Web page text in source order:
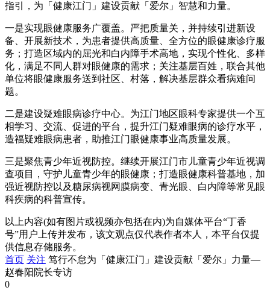
指引，为「健康江门」建设贡献「爱尔」智慧和力量。
一是实现眼健康服务广覆盖。严把质量关，并持续引进新设
备、开展新技术，为患者提供高质量、全方位的眼健康诊疗服
务；打造区域内的屈光和白内障手术高地，实现个性化、多样
化，满足不同人群对眼健康的需求；关注基层百姓，联合其他
单位将眼健康服务送到社区、村落，解决基层群众看病难问
题。
二是建设疑难眼病诊疗中心。为江门地区眼科专家提供一个互
相学习、交流、促进的平台，提升江门疑难眼病的诊疗水平，
造福疑难眼病患者，助推江门眼健康事业高质量发展。
三是聚焦青少年近视防控。继续开展江门市儿童青少年近视调
查项目，守护儿童青少年的眼健康；打造眼健康科普基地，加
强近视防控以及糖尿病视网膜病变、青光眼、白内障等常见眼
科疾病的科普宣传。
以上内容(如有图片或视频亦包括在内)为自媒体平台“丁香
号”用户上传并发布，该文观点仅代表作者本人，本平台仅提
供信息存储服务。
首页 关注 笃行不怠为「健康江门」建设贡献「爱尔」力量—
赵春阳院长专访
0